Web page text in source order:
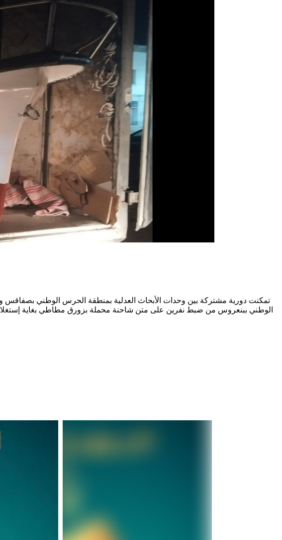
تمكنت دورية مشتركة بين وحدات الأبحاث العدلية بمنطقة الحرس الوطني بصفاقس
الوطني ببنعروس من ضبط نفرين على متن شاحنة محملة بزورق مطاطي بغاية